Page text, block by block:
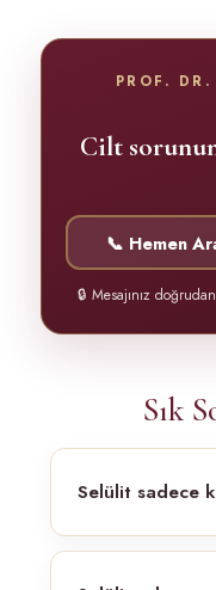
PROF.
Cilt
📞 Hemen
🔒 Mesajınız
Sık
Selülit sadece